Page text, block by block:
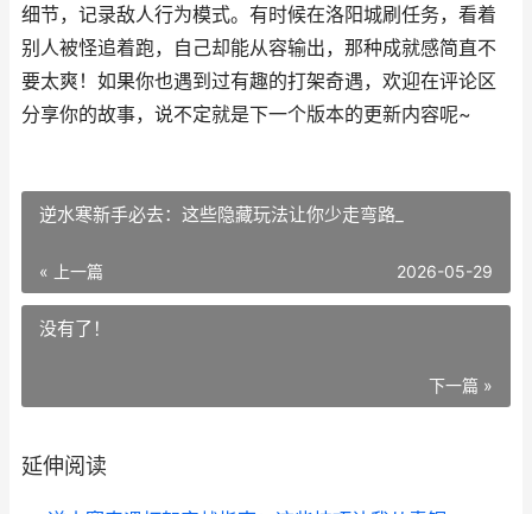
细节，记录敌人行为模式。有时候在洛阳城刷任务，看着
别人被怪追着跑，自己却能从容输出，那种成就感简直不
要太爽！如果你也遇到过有趣的打架奇遇，欢迎在评论区
分享你的故事，说不定就是下一个版本的更新内容呢~
逆水寒新手必去：这些隐藏玩法让你少走弯路_
« 上一篇 2026-05-29
没有了！
下一篇 »
延伸阅读